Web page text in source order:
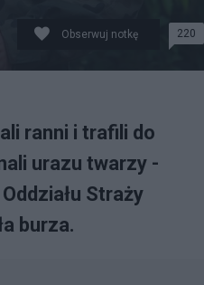
Obserwuj notkę 220
ranni i trafili do
urazu twarzy -
Straży
burza.